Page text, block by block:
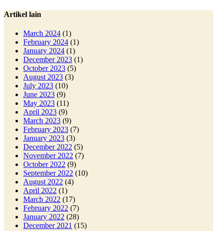
Artikel lain
March 2024 (1)
February 2024 (1)
January 2024 (1)
December 2023 (1)
October 2023 (5)
August 2023 (3)
July 2023 (10)
June 2023 (9)
May 2023 (11)
April 2023 (9)
March 2023 (9)
February 2023 (7)
January 2023 (3)
December 2022 (5)
November 2022 (7)
October 2022 (9)
September 2022 (10)
August 2022 (4)
April 2022 (1)
March 2022 (17)
February 2022 (7)
January 2022 (28)
December 2021 (15)